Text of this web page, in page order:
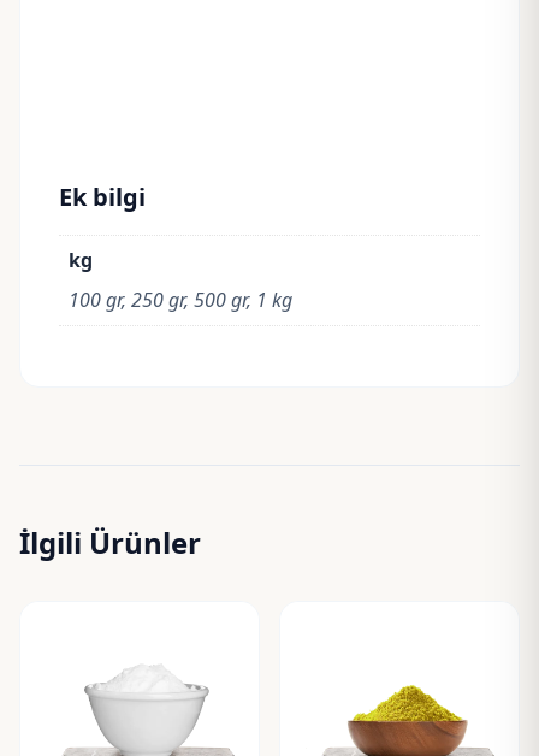
Ek bilgi
kg
100 gr, 250 gr, 500 gr, 1 kg
İlgili Ürünler